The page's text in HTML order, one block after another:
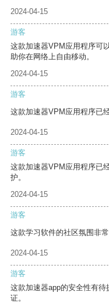
2024-04-15
游客
这款加速器VPM应用程序可
助你在网络上自由移动。
2024-04-15
游客
这款加速器VPM应用程序已
2024-04-15
游客
这款加速器VPM应用程序已
护。
2024-04-15
游客
这款学习软件的社区氛围非
2024-04-15
游客
这款加速器app的安全性有
证。